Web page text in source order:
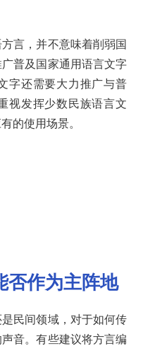
言，并不意味着削弱国
普及国家通用语言文字
字还需要大力推广与普
视发挥少数民族语言文
的使用场景。
否作为主阵地
民间领域，对于如何传
音。有些建议将方言编